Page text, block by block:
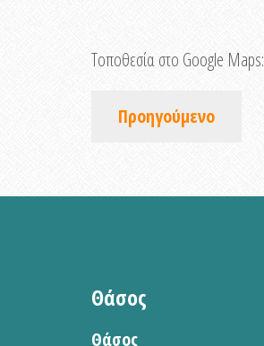
Τοποθεσία στο Google Maps:
Προηγούμενο
Θάσος
Θάσος